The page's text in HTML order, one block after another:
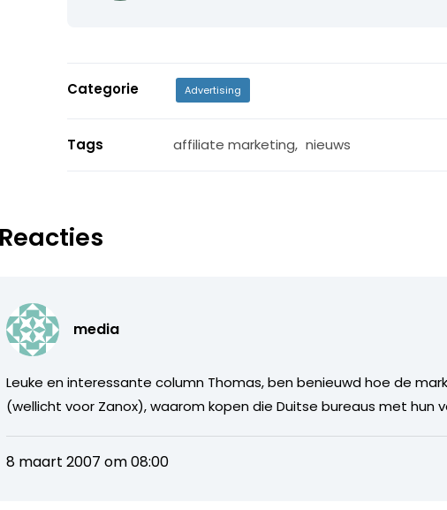
Categorie Advertising
Tags affiliate marketing, nieuws
media
Leuke en interessante column Thomas, ben benieuwd hoe de
(wellicht voor Zanox), waarom kopen die Duitse bureaus met hun
8 maart 2007 om 08:00